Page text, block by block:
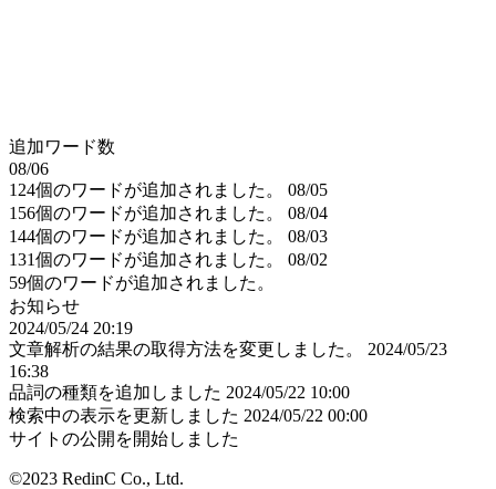
追加ワード数
08/06
124個のワードが追加されました。
08/05
156個のワードが追加されました。
08/04
144個のワードが追加されました。
08/03
131個のワードが追加されました。
08/02
59個のワードが追加されました。
お知らせ
2024/05/24 20:19
文章解析の結果の取得方法を変更しました。
2024/05/23
16:38
品詞の種類を追加しました 2024/05/22 10:00
検索中の表示を更新しました 2024/05/22 00:00
サイトの公開を開始しました
©2023 RedinC Co., Ltd.